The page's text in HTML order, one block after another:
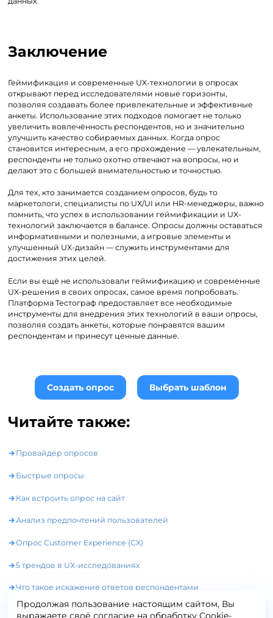
Заключение
Геймификация и современные UX-технологии в опросах
открывают перед исследователями новые горизонты,
позволяя создавать более привлекательные и эффективные
анкеты. Использование этих подходов помогает не только
увеличить вовлечённость респондентов, но и значительно
улучшить качество собираемых данных. Когда опрос
становится интересным, а его прохождение — увлекательным,
респонденты не только охотно отвечают на вопросы, но и
делают это с большей внимательностью и точностью.
Для тех, кто занимается созданием опросов, будь то
маркетологи, специалисты по UX/UI или HR-менеджеры, важно
помнить, что успех в использовании геймификации и UX-
технологий заключается в балансе. Опросы должны оставаться
информативными и полезными, а игровые элементы и
улучшенный UX-дизайн — служить инструментами для
достижения этих целей.
Если вы ещё не использовали геймификацию и современные
UX-решения в своих опросах, самое время попробовать.
Платформа Тестограф предоставляет все необходимые
инструменты для внедрения этих технологий в ваши опросы,
позволяя создать анкеты, которые понравятся вашим
респондентам и принесут ценные данные.
Создать опрос Выбрать шаблон
Читайте также:
Провайдер опросов
Быстрые опросы
Как встроить опрос на сайт
Анализ предпочтений пользователей
Опрос Customer Experience (CX)
5 трендов в UX-исследованиях
Что такое искажение ответов респондентами
Семантический дифференциал в онлайн-опросах
Продолжая пользование настоящим сайтом, Вы
выражаете своё согласие на обработку Сookie-